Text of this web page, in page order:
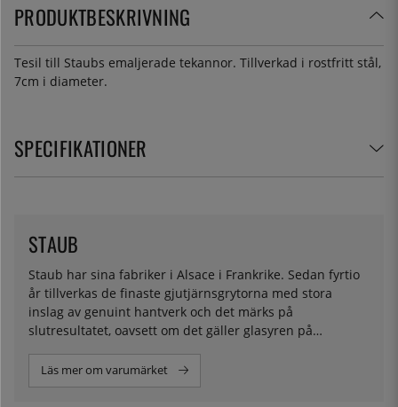
PRODUKTBESKRIVNING
Tesil till Staubs emaljerade tekannor. Tillverkad i rostfritt stål,
7cm i diameter.
SPECIFIKATIONER
Staub har sina fabriker i Alsace i Frankrike. Sedan fyrtio
år tillverkas de finaste gjutjärnsgrytorna med stora
inslag av genuint hantverk och det märks på
slutresultatet, oavsett om det gäller glasyren på
över en långsamt puttrande boeuf Bourgignon. De
otidsenliga tillverkningsmetoderna framkallar
STAUB
Läs mer om varumärket